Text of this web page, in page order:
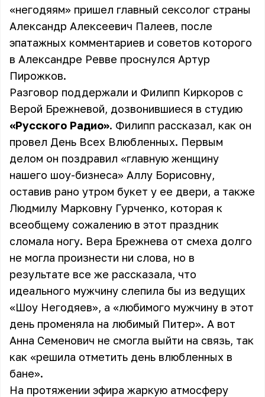
«негодяям» пришел главный сексолог страны
Александр Алексеевич Палеев, после
эпатажных комментариев и советов которого
в Александре Ревве проснулся Артур
Пирожков.
Разговор поддержали и Филипп Киркоров с
Верой Брежневой, дозвонившиеся в студию
«Русского Радио». Филипп рассказал, как он
провел День Всех Влюбленных. Первым
делом он поздравил «главную женщину
нашего шоу-бизнеса» Аллу Борисовну,
оставив рано утром букет у ее двери, а также
Людмилу Марковну Гурченко, которая к
всеобщему сожалению в этот праздник
сломала ногу. Вера Брежнева от смеха долго
не могла произнести ни слова, но в
результате все же рассказала, что
идеального мужчину слепила бы из ведущих
«Шоу Негодяев», а «любимого мужчину в этот
день променяла на любимый Питер». А вот
Анна Семенович не смогла выйти на связь, так
как «решила отметить день влюбленных в
бане».
На протяжении эфира жаркую атмосферу